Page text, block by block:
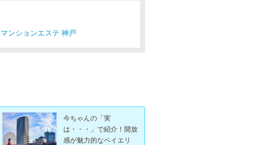
マンションエステ 神戸
今ちゃんの「実
は・・・」で紹介！開放
感が魅力的なベイエリ